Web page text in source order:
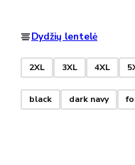
Dydžių lentelė
2XL 3XL 4XL
black dark navy